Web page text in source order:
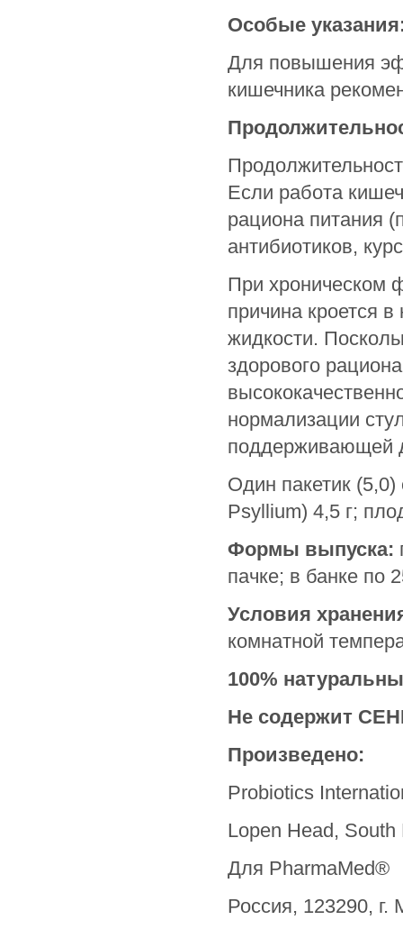
Особые
Для повышения
кишечника
Если работа
рациона питания
антибиотиков,
При хроническом
причина кроется
жидкости.
здорового
нормализации
поддерживающей
Один пакетик
Psyllium) 4,5 г;
Формы выпуска:
пачке; в банке по
Условия
комнатной
100%
Не содержит
Произведено:
Probiotics
Lopen Head,
Для PharmaMed®
Россия, 123290,